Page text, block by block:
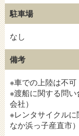
駐車場
なし
備考
※車での上陸は不可
※渡船に関する問
会社）
※レンタサイクル
なか浜っ子産直市）